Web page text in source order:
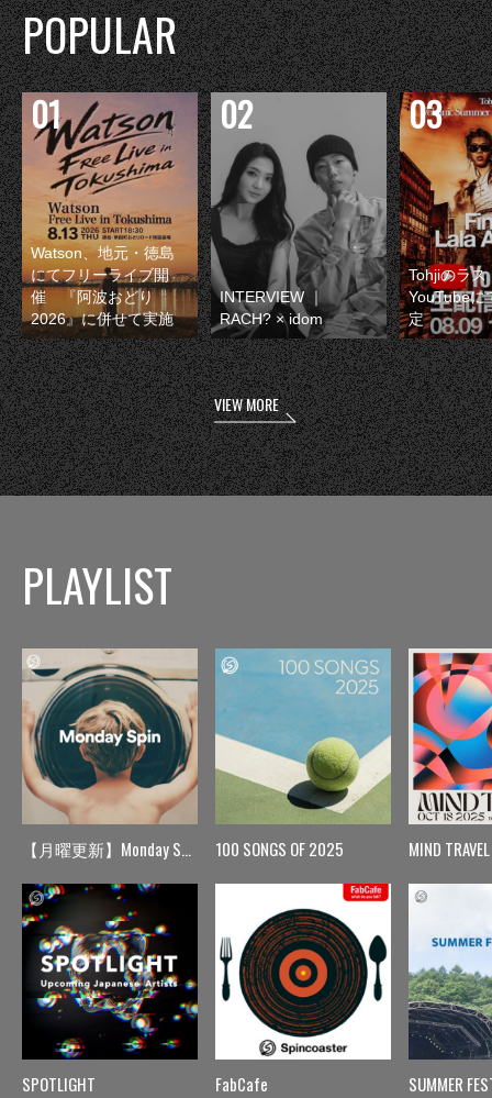
POPULAR
Watson、地元・徳島
にてフリーライブ開
催 『阿波おどり
2026』に併せて実施
INTERVIEW ｜
RACH? × idom
Tohjiのラス
YouTubeに
定
VIEW MORE
PLAYLIST
【月曜更新】Monday Spin
SPOTLIGHT
100 SONGS OF 2025
FabCafe
MIND TRAVEL
SUMMER